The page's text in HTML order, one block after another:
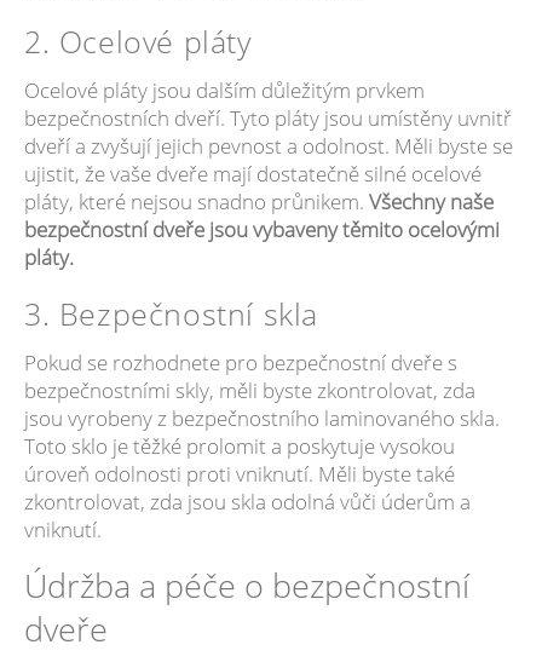
2. Ocelové pláty
Ocelové pláty jsou dalším důležitým prvkem
bezpečnostních dveří. Tyto pláty jsou umístěny uvnitř
dveří a zvyšují jejich pevnost a odolnost. Měli byste se
ujistit, že vaše dveře mají dostatečně silné ocelové
pláty, které nejsou snadno průnikem. Všechny naše
bezpečnostní dveře jsou vybaveny těmito ocelovými
pláty.
3. Bezpečnostní skla
Pokud se rozhodnete pro bezpečnostní dveře s
bezpečnostními skly, měli byste zkontrolovat, zda
jsou vyrobeny z bezpečnostního laminovaného skla.
Toto sklo je těžké prolomit a poskytuje vysokou
úroveň odolnosti proti vniknutí. Měli byste také
zkontrolovat, zda jsou skla odolná vůči úderům a
vniknutí.
Údržba a péče o bezpečnostní
dveře